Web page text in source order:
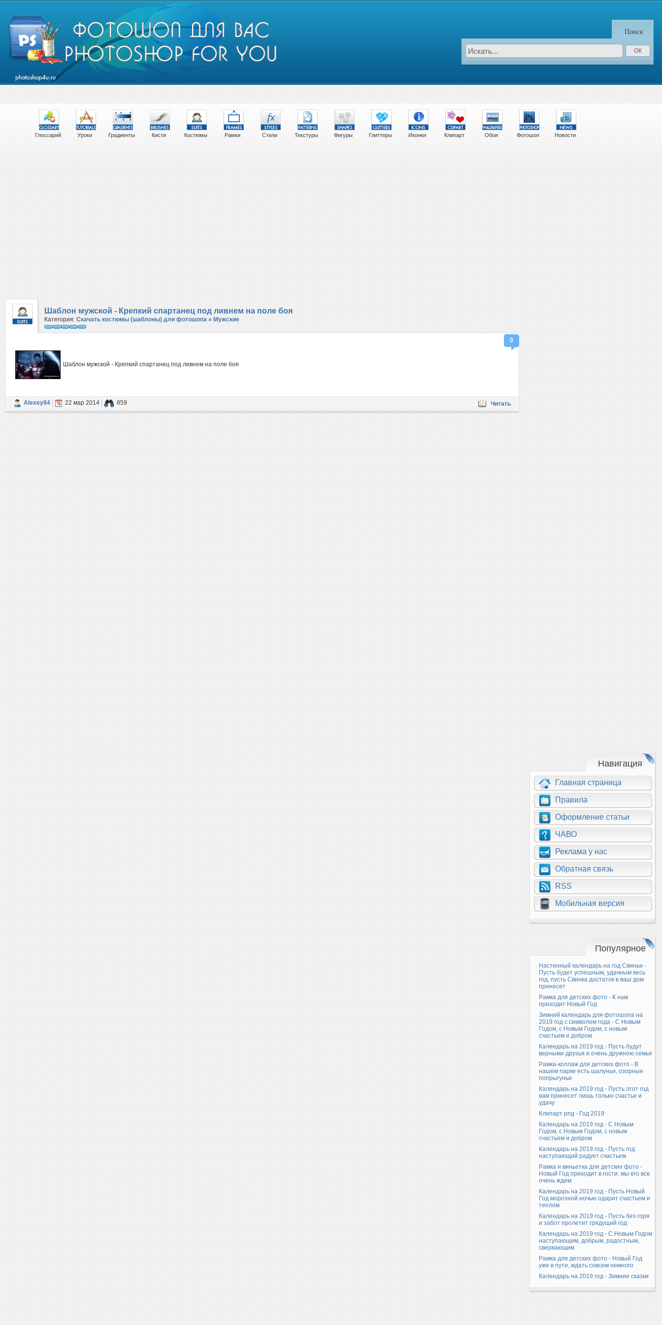
Глоссарий Уроки Градиенты Кисти Костюмы Рамки Стили Текстуры Фигуры Глиттеры Иконки Клипарт Обои Фотошоп Новости
Поиск
Шаблон мужской - Крепкий спартанец под ливнем на поле боя
Категория: Скачать костюмы (шаблоны) для фотошопа » Мужские
0
Шаблон мужской - Крепкий спартанец под ливнем на поле боя
Читать
Alexey84 22 мар 2014 859
Навигация
Главная страница
Правила
Оформление статьи
ЧАВО
Реклама у нас
Обратная связь
RSS
Мобильная версия
Популярное
Настенный календарь на год Свиньи -
Пусть будет успешным, удачным весь
год, пусть Свинка достаток в ваш дом
принесет
Рамка для детских фото - К нам
приходит Новый Год
Зимний календарь для фотошопа на
2019 год с символом года - С Новым
Годом, с Новым Годом, с новым
счастьем и добром
Календарь на 2019 год - Пусть будут
верными друзья и очень дружною семья
Рамка-коллаж для детских фото - В
нашем парке есть шалуньи, озорные
попрыгуньи
Календарь на 2019 год - Пусть этот год
вам принесет лишь только счастье и
удачу
Клипарт png - Год 2019
Календарь на 2019 год - С Новым
Годом, с Новым Годом, с новым
счастьем и добром
Календарь на 2019 год - Пусть год
наступающий радует счастьем
Рамка и виньетка для детских фото -
Новый Год приходит в гости, мы его все
очень ждем
Календарь на 2019 год - Пусть Новый
Год морозной ночью одарит счастьем и
теплом
Календарь на 2019 год - Пусть без горя
и забот пролетит грядущий год
Календарь на 2019 год - С Новым Годом
наступающим, добрым, радостным,
сверкающим
Рамка для детских фото - Новый Год
уже в пути, ждать совсем немного
Календарь на 2019 год - Зимние сказки